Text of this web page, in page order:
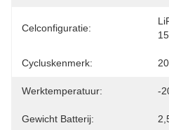
Celconfiguratie:
Cycluskenmerk:
Werktemperatuur: -
Gewicht Batterij: